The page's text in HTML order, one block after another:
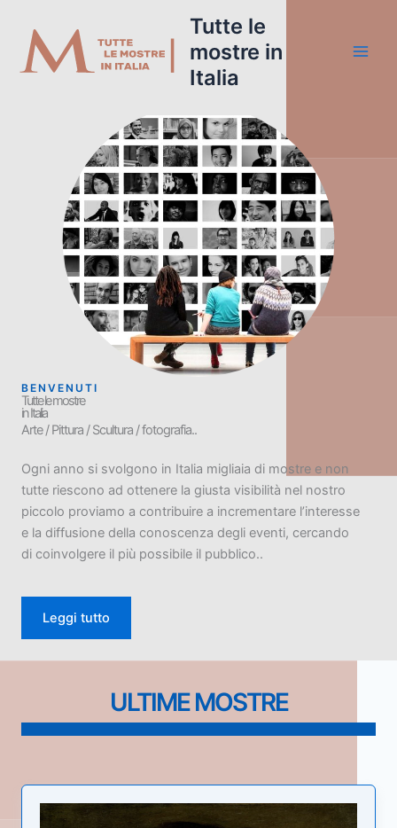
contenuto
Tutte le
mostre in
Italia
BENVENUTI
Tutte le mostre
in Italia
Arte / Pittura / Scultura / fotografia..
Ogni anno si svolgono in Italia migliaia di mostre e non
tutte riescono ad ottenere la giusta visibilità nel nostro
piccolo proviamo a contribuire a incrementare l’interesse
e la diffusione della conoscenza degli eventi, cercando
di coinvolgere il più possibile il pubblico..
Leggi tutto
ULTIME MOSTRE